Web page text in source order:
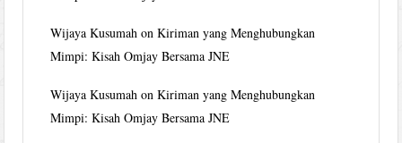
Wijaya Kusumah onKiriman yang Menghubungkan
Mimpi: Kisah Omjay Bersama JNE
Wijaya Kusumah onKiriman yang Menghubungkan
Mimpi: Kisah Omjay Bersama JNE